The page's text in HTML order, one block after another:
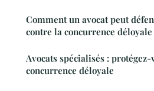
Comment un avocat peut
contre la concurrence déloyale
Avocats spécialisés :
concurrence déloyale